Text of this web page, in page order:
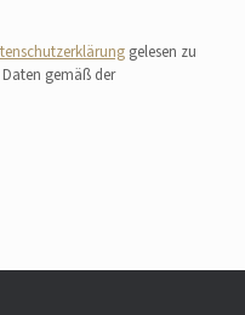
gelesen zu
gemäß der